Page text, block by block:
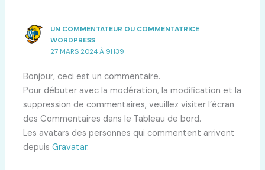
UN COMMENTATEUR OU COMMENTATRICE
WORDPRESS
27 MARS 2024 À 9H39
Bonjour, ceci est un commentaire.
Pour débuter avec la modération, la modification et la
suppression de commentaires, veuillez visiter l’écran
des Commentaires dans le Tableau de bord.
Les avatars des personnes qui commentent arrivent
depuisGravatar.